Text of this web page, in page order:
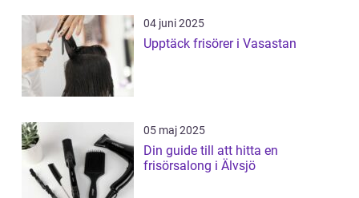
04 juni 2025
Upptäck frisörer i Vasastan
05 maj 2025
Din guide till att hitta en
frisörsalong i Älvsjö